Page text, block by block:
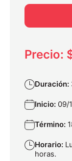
Precio:
Duración:
Inicio: 09/
Término:
Horario:
horas.